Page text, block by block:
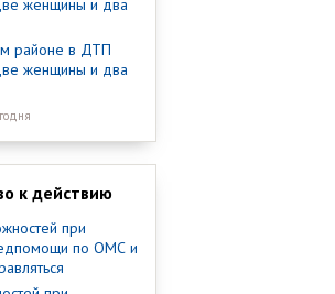
районе в ДТП
женщины и два
к действию